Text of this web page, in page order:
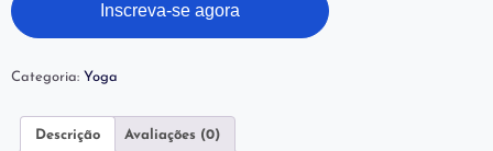
Inscreva-se agora
Categoria: Yoga
Descrição Avaliações (0)